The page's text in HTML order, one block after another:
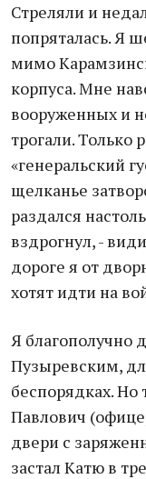
Стреляли и
попряталась. Я
мимо
корпуса. Мне
вооруженных и
трогали. Только
«генеральский
щелканье
раздался
вздрогнул, -
дороге я от
хотят идти на
Я благополучно
Пузыревским,
беспорядках. Но
Павлович
двери с
застал Катю в